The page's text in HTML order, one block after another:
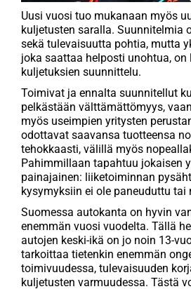
Uusi vuosi tuo mukanaan myös
kuljetusten saralla. Suunnitelmia
sekä tulevaisuutta pohtia, mutta
joka saattaa helposti unohtua, on
kuljetuksien suunnittelu.
Toimivat ja ennalta suunnitellut
pelkästään välttämättömyys,
myös useimpien yritysten
odottavat saavansa tuotteensa
tehokkaasti, välillä myös
Pahimmillaan tapahtuu jokaisen
painajainen: liiketoiminnan
kysymyksiin ei ole paneuduttu tai
Suomessa autokanta on hyvin
enemmän vuosi vuodelta. Tällä
autojen keski-ikä on jo noin 13-
tarkoittaa tietenkin enemmän
toimivuudessa, tulevaisuuden
kuljetusten varmuudessa. Tästä